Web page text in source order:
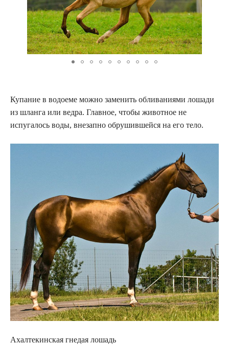
Купание в водоеме можно заменить обливаниями лошади
из шланга или ведра. Главное, чтобы животное не
испугалось воды, внезапно обрушившейся на его тело.
Ахалтекинская гнедая лошадь